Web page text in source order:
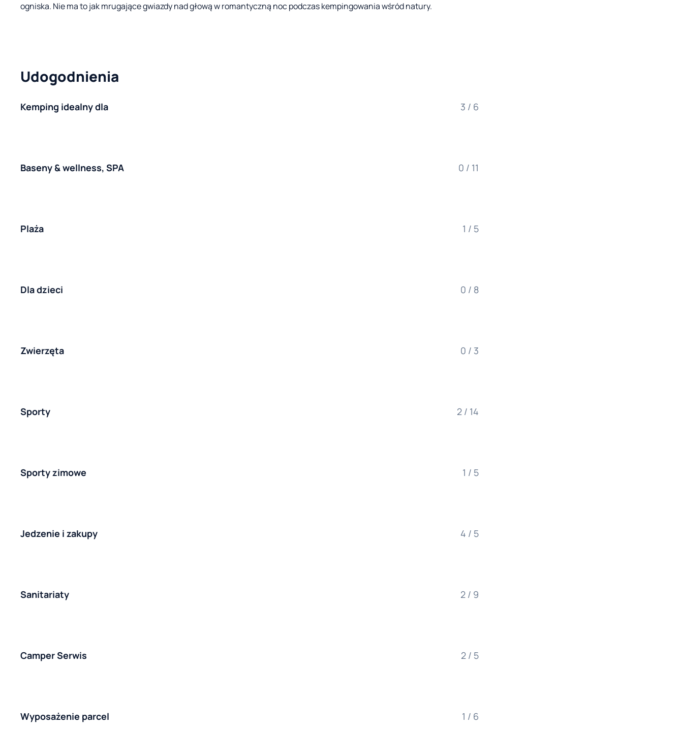
ogniska. Nie ma to jak mrugające gwiazdy nad głową w romantyczną noc podczas kempingowania wśród natury.
Udogodnienia
Kemping idealny dla 3 / 6
Baseny & wellness, SPA 0 / 11
Plaża 1 / 5
Dla dzieci 0 / 8
Zwierzęta 0 / 3
Sporty 2 / 14
Sporty zimowe 1 / 5
Jedzenie i zakupy 4 / 5
Sanitariaty 2 / 9
Camper Serwis 2 / 5
Wyposażenie parcel 1 / 6